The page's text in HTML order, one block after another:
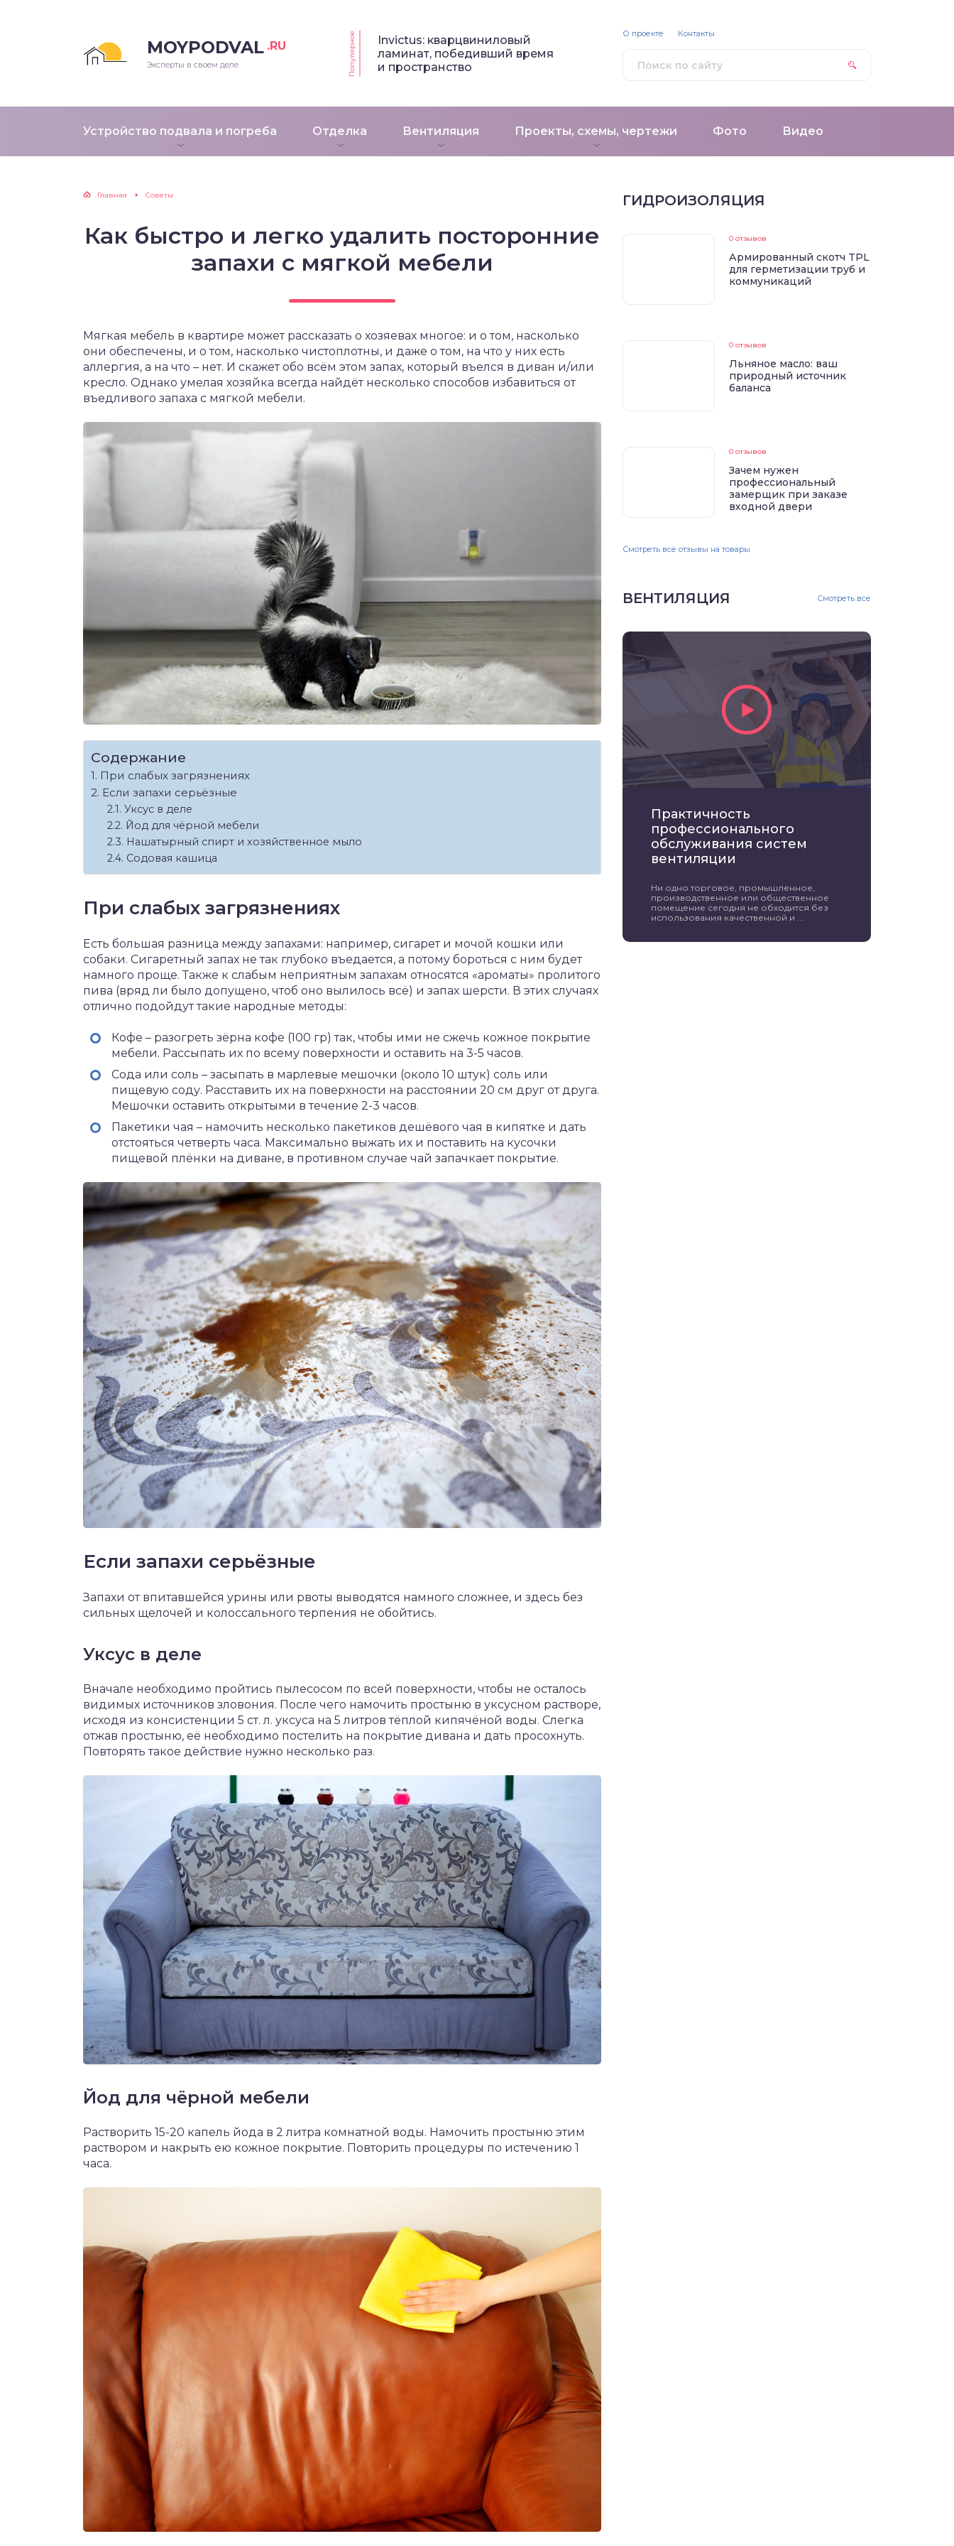
MOYPODVAL .RU
Эксперты в своем деле Популярное
Invictus: кварцвиниловый
ламинат, победивший время
и пространство
Устройство подвала и погреба Отделка Вентиляция Проекты, схемы, чертежи Фото Видео
О проекте Контакты
Главная Советы
Как быстро и легко удалить посторонние
запахи с мягкой мебели
Мягкая мебель в квартире может рассказать о хозяевах многое: и о том, насколько
они обеспечены, и о том, насколько чистоплотны, и даже о том, на что у них есть
аллергия, а на что – нет. И скажет обо всём этом запах, который въелся в диван и/или
кресло. Однако умелая хозяйка всегда найдёт несколько способов избавиться от
въедливого запаха с мягкой мебели.
Содержание
При слабых загрязнениях
Если запахи серьёзные
Уксус в деле
Йод для чёрной мебели
Нашатырный спирт и хозяйственное мыло
Содовая кашица
При слабых загрязнениях
Есть большая разница между запахами: например, сигарет и мочой кошки или
собаки. Сигаретный запах не так глубоко въедается, а потому бороться с ним будет
намного проще. Также к слабым неприятным запахам относятся «ароматы» пролитого
пива (вряд ли было допущено, чтоб оно вылилось всё) и запах шерсти. В этих случаях
отлично подойдут такие народные методы:
Кофе – разогреть зёрна кофе (100 гр) так, чтобы ими не сжечь кожное покрытие
мебели. Рассыпать их по всему поверхности и оставить на 3-5 часов.
Сода или соль – засыпать в марлевые мешочки (около 10 штук) соль или
пищевую соду. Расставить их на поверхности на расстоянии 20 см друг от друга.
Мешочки оставить открытыми в течение 2-3 часов.
Пакетики чая – намочить несколько пакетиков дешёвого чая в кипятке и дать
отстояться четверть часа. Максимально выжать их и поставить на кусочки
пищевой плёнки на диване, в противном случае чай запачкает покрытие.
Если запахи серьёзные
Запахи от впитавшейся урины или рвоты выводятся намного сложнее, и здесь без
сильных щелочей и колоссального терпения не обойтись.
Уксус в деле
Вначале необходимо пройтись пылесосом по всей поверхности, чтобы не осталось
видимых источников зловония. После чего намочить простыню в уксусном растворе,
исходя из консистенции 5 ст. л. уксуса на 5 литров тёплой кипячёной воды. Слегка
отжав простыню, её необходимо постелить на покрытие дивана и дать просохнуть.
Повторять такое действие нужно несколько раз.
Йод для чёрной мебели
Растворить 15-20 капель йода в 2 литра комнатной воды. Намочить простыню этим
раствором и накрыть ею кожное покрытие. Повторить процедуры по истечению 1
часа.
ГИДРОИЗОЛЯЦИЯ
0 отзывов
Армированный скотч TPL
для герметизации труб и
коммуникаций
0 отзывов
Льняное масло: ваш
природный источник
баланса
0 отзывов
Зачем нужен
профессиональный
замерщик при заказе
входной двери
Смотреть все отзывы на товары
ВЕНТИЛЯЦИЯ Смотреть все
Практичность
профессионального
обслуживания систем
вентиляции
Ни одно торговое, промышленное,
производственное или общественное
помещение сегодня не обходится без
использования качественной и ...